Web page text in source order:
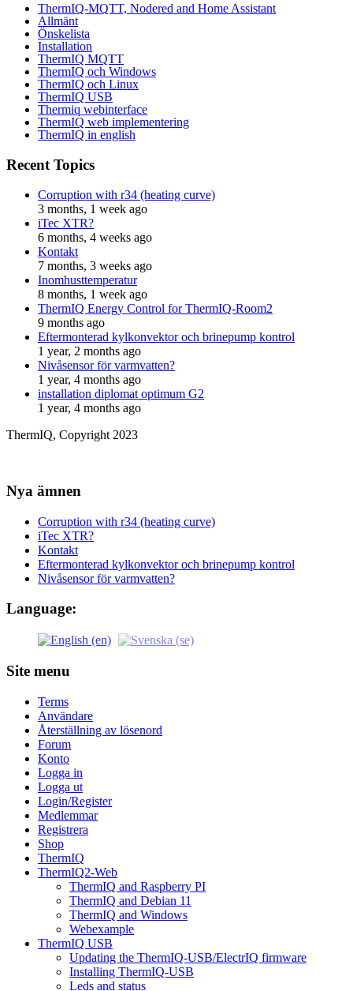
ThermIQ-MQTT, Nodered and Home Assistant
Allmänt
Önskelista
Installation
ThermIQ MQTT
ThermIQ och Windows
ThermIQ och Linux
ThermIQ USB
Thermiq webinterface
ThermIQ web implementering
ThermIQ in english
Recent Topics
Corruption with r34 (heating curve)
3 months, 1 week ago
iTec XTR?
6 months, 4 weeks ago
Kontakt
7 months, 3 weeks ago
Inomhusttemperatur
8 months, 1 week ago
ThermIQ Energy Control for ThermIQ-Room2
9 months ago
Eftermonterad kylkonvektor och brinepump kontrol
1 year, 2 months ago
Nivåsensor för varmvatten?
1 year, 4 months ago
installation diplomat optimum G2
1 year, 4 months ago
ThermIQ, Copyright 2023
Nya ämnen
Corruption with r34 (heating curve)
iTec XTR?
Kontakt
Eftermonterad kylkonvektor och brinepump kontrol
Nivåsensor för varmvatten?
Language:
Site menu
Terms
Användare
Återställning av lösenord
Forum
Konto
Logga in
Logga ut
Login/Register
Medlemmar
Registrera
Shop
ThermIQ
ThermIQ2-Web
ThermIQ and Raspberry PI
ThermIQ and Debian 11
ThermIQ and Windows
Webexample
ThermIQ USB
Updating the ThermIQ-USB/ElectrIQ firmware
Installing ThermIQ-USB
Leds and status